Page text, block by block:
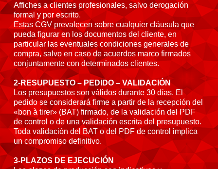
Affiches a clientes profesionales, salvo derogación
formal y por escrito.
Estas CGV prevalecen sobre cualquier cláusula que
pueda figurar en los documentos del cliente, en
particular las eventuales condiciones generales de
compra, salvo en caso de acuerdos marco firmados
conjuntamente con determinados clientes.
2-RESUPUESTO – PEDIDO – VALIDACIÓN
Los presupuestos son válidos durante 30 días. El
pedido se considerará firme a partir de la recepción del
«bon à tirer» (BAT) firmado, de la validación del PDF
de control o de una validación escrita del presupuesto.
Toda validación del BAT o del PDF de control implica
un compromiso definitivo.
3-PLAZOS DE EJECUCIÓN